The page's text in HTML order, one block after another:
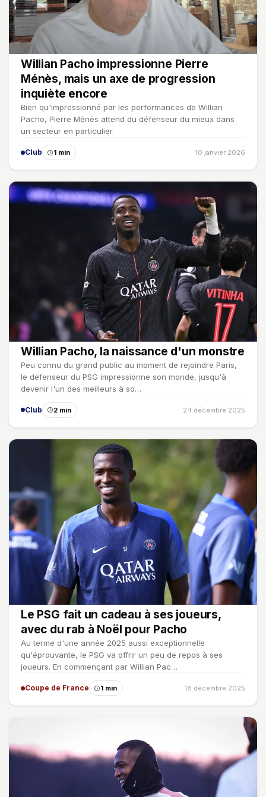
Willian Pacho impressionne Pierre
Ménès, mais un axe de progression
inquiète encore
Bien qu'impressionné par les performances de Willian
Pacho, Pierre Ménès attend du défenseur du mieux dans
un secteur en particulier.
Club 1 min 10 janvier 2026
Willian Pacho, la naissance d'un monstre
Peu connu du grand public au moment de rejoindre Paris,
le défenseur du PSG impressionne son monde, jusqu'à
devenir l'un des meilleurs à so…
Club 2 min 24 décembre 2025
Le PSG fait un cadeau à ses joueurs,
avec du rab à Noël pour Pacho
Au terme d'une année 2025 aussi exceptionnelle
qu'éprouvante, le PSG va offrir un peu de repos à ses
joueurs. En commençant par Willian Pac…
Coupe de France 1 min 18 décembre 2025